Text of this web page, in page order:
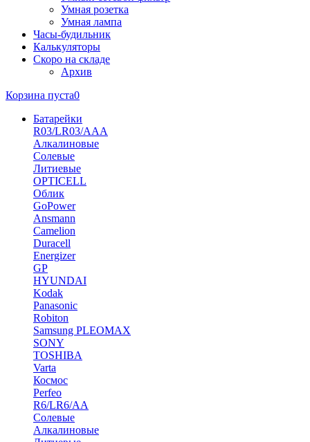
Умная розетка
Умная лампа
Часы-будильник
Калькуляторы
Скоро на складе
Архив
Корзина пуста0
Батарейки
R03/LR03/AAA
Алкалиновые
Солевые
Литиевые
OPTICELL
Облик
GoPower
Ansmann
Camelion
Duracell
Energizer
GP
HYUNDAI
Kodak
Panasonic
Robiton
Samsung PLEOMAX
SONY
TOSHIBA
Varta
Космос
Perfeo
R6/LR6/AA
Солевые
Алкалиновые